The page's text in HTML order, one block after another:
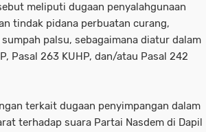
meliputi dugaan penyalahgunaan
tindak pidana perbuatan curang,
palsu, sebagaimana diatur dalam
Pasal 263 KUHP, dan/atau Pasal 242
terkait dugaan penyimpangan dalam
terhadap suara Partai Nasdem di Dapil